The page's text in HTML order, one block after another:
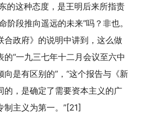
的这种态度，是王明后来所指责
阶段推向遥远的未来”吗？非也。
合政府》的说明中讲到，这么做
的“一九三七年十二月会议至六中
向是有区别的”，“这个报告与《新
的，是确定了需要资本主义的广
制主义为第一。”[21]